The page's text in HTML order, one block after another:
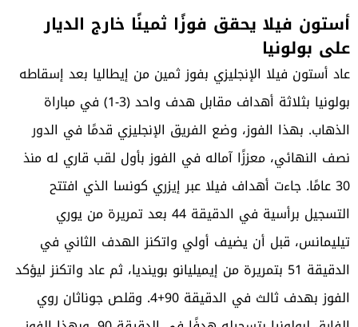
أستون فيلا يحقق فوزًا ثمينًا خارج الديار
على بولونيا
عاد أستون فيلا الإنجليزي بفوز ثمين من إيطاليا بعد إسقاطه
بولونيا بثلاثة أهداف مقابل هدف واحد (3-1) في مباراة
الذهاب. بهذا الفوز، وضع الفريق الإنجليزي قدمًا في الدور
نصف النهائي، معززًا آماله في الفوز بأول لقب قاري له منذ
30 عامًا. جاءت أهداف فيلا عبر إيزري كونسا الذي افتتح
التسجيل برأسية في الدقيقة 44 بعد تمريرة من يوري
تيليمانس، قبل أن يضيف أولي واتكنز الهدف الثاني في
الدقيقة 51 بتمريرة من إيميليانو بوينديا، ثم عاد واتكنز ليؤكد
الفوز بهدف ثالث في الدقيقة 90+4. وقلص جوناثان روي